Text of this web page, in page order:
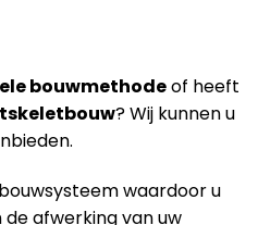
bouwmethodeof heeft
? Wij kunnen u
waardoor u
afwerking van uw